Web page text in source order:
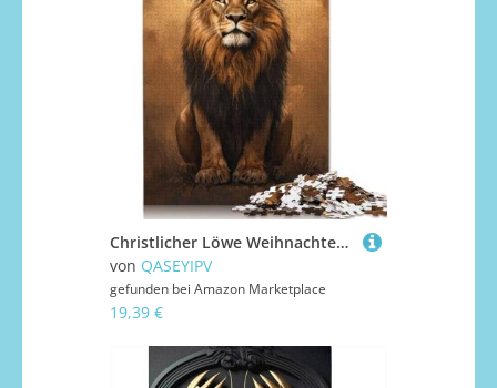
Christlicher Löwe Weihnachten Puzzle 1000 Teile für Erwachsene, Papierpuzzle, Entspannende Puzzlespiele, 1000 Teile Puzzle (38 x 26 cm)
von QASEYIPV
gefunden bei Amazon Marketplace
19,39 €